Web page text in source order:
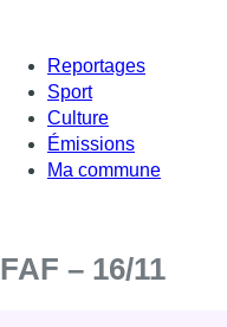
Reportages
Sport
Culture
Émissions
Ma commune
FAF – 16/11